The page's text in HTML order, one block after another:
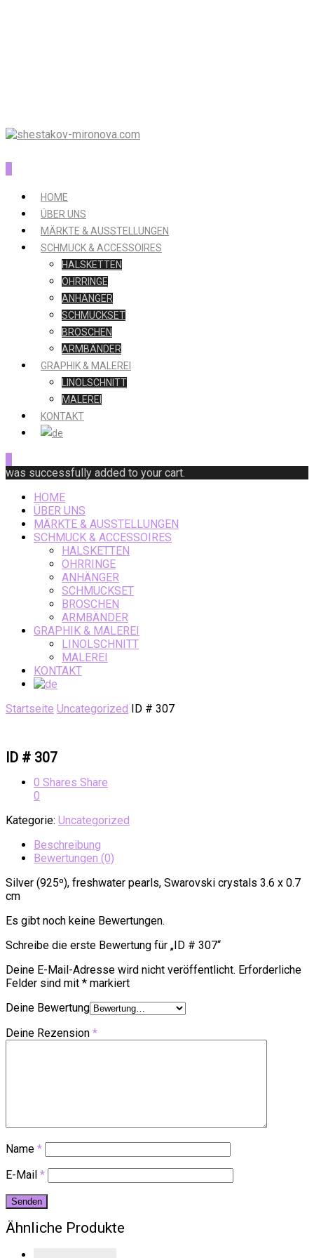
HOME
ÜBER UNS
MÄRKTE & AUSSTELLUNGEN
SCHMUCK & ACCESSOIRES
HALSKETTEN
OHRRINGE
ANHÄNGER
SCHMUCKSET
BROSCHEN
ARMBÄNDER
GRAPHIK & MALEREI
LINOLSCHNITT
MALEREI
KONTAKT
was successfully added to your cart.
HOME
ÜBER UNS
MÄRKTE & AUSSTELLUNGEN
SCHMUCK & ACCESSOIRES
HALSKETTEN
OHRRINGE
ANHÄNGER
SCHMUCKSET
BROSCHEN
ARMBÄNDER
GRAPHIK & MALEREI
LINOLSCHNITT
MALEREI
KONTAKT
Startseite Uncategorized ID # 307
ID # 307
0 Shares Share
0
Kategorie: Uncategorized
Beschreibung
Bewertungen (0)
Silver (925º), freshwater pearls, Swarovski crystals 3.6 x 0.7
cm
Es gibt noch keine Bewertungen.
Schreibe die erste Bewertung für „ID # 307“
Deine E-Mail-Adresse wird nicht veröffentlicht. Erforderliche
Felder sind mit * markiert
Deine Bewertung
Deine Rezension *
Name *
E-Mail *
Ähnliche Produkte